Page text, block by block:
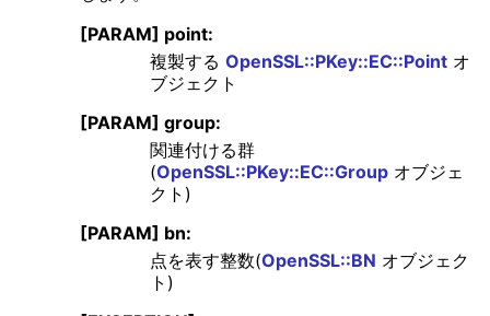
[PARAM] point:
複製する OpenSSL::PKey::EC::Pointオ
ブジェクト
[PARAM] group:
関連付ける群
(OpenSSL::PKey::EC::Groupオブジェ
クト)
[PARAM] bn:
点を表す整数(OpenSSL::BN オブジェク
ト)